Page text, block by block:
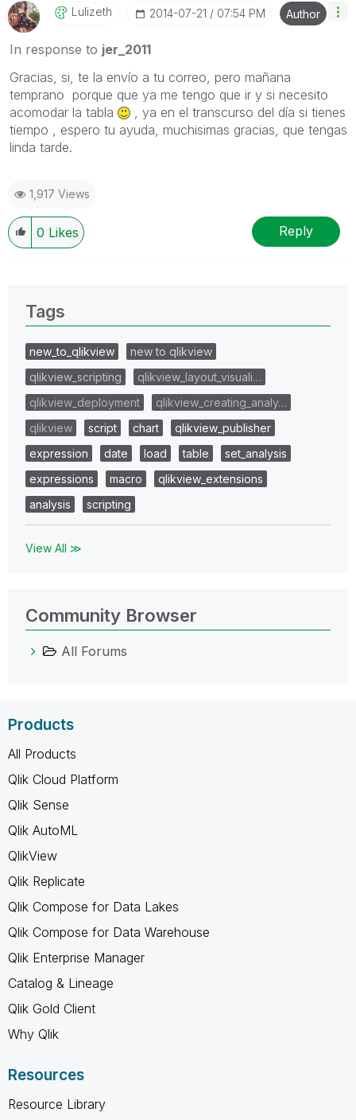
Lulizeth ‎2014-07-21 07:54 PM Author
In response to jer_2011
Gracias, si, te la envío a tu correo, pero mañana
temprano porque que ya me tengo que ir y si necesito
acomodar la tabla
, ya en el transcurso del día si tienes
tiempo , espero tu ayuda, muchisimas gracias, que tengas
linda tarde.
1,917 Views
0 Likes Reply
Tags
new_to_qlikview
new to qlikview
qlikview_scripting
qlikview_layout_visuali…
qlikview_deployment
qlikview_creating_analy…
qlikview
script chart
qlikview_publisher
expression
date load table
set_analysis
expressions
macro
qlikview_extensions
analysis
scripting
View All ≫
Community Browser
All Forums
Products
All Products
Qlik Cloud Platform
Qlik Sense
Qlik AutoML
QlikView
Qlik Replicate
Qlik Compose for Data Lakes
Qlik Compose for Data Warehouse
Qlik Enterprise Manager
Catalog & Lineage
Qlik Gold Client
Why Qlik
Resources
Resource Library